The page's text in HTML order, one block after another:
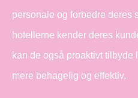
personale og forbedre deres
hotellerne kender deres
kan de også proaktivt tilbyde
mere behagelig og effektiv.